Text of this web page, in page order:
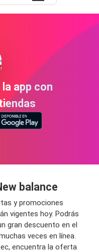
app con
balance
y promociones
vigentes hoy. Podrás
gran descuento en el
veces en línea.
encuentra la oferta